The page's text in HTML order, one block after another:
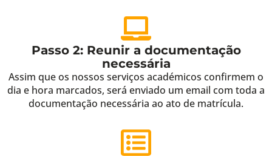
Passo 2: Reunir a documentação
necessária
Assim que os nossos serviços académicos confirmem o
dia e hora marcados, será enviado um email com toda a
documentação necessária ao ato de matrícula.